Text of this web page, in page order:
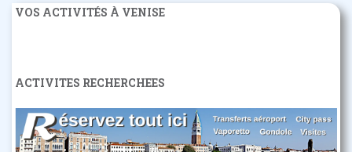
VOS ACTIVITÉS À VENISE
ACTIVITES RECHERCHEES